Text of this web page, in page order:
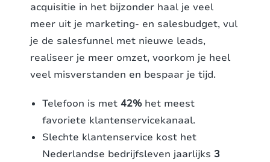
acquisitie in het bijzonder haal je veel
meer uit je marketing- en salesbudget, vul
je de salesfunnel met nieuwe leads,
realiseer je meer omzet, voorkom je heel
veel misverstanden en bespaar je tijd.
Telefoon is met 42%het meest
favoriete klantenservicekanaal.
Slechte klantenservice kost het
Nederlandse bedrijfsleven jaarlijks 3